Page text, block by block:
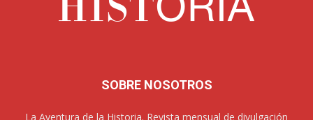
SOBRE NOSOTROS
La Aventura de la Historia. Revista mensual de divulgación